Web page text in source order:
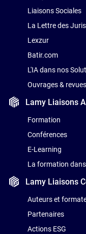
Liaisons Sociales
La Lettre des
Lexzur
Batir.com
L'IA dans nos
Ouvrages & revues
Lamy Liaisons
Formation
Conférences
E-Learning
La formation
Lamy Liaisons
Auteurs et
Partenaires
Actions ESG